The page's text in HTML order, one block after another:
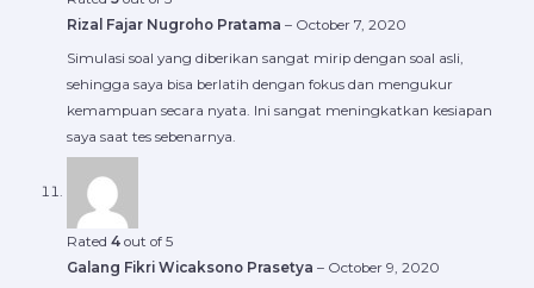
Rizal Fajar Nugroho Pratama – October 7, 2020
Simulasi soal yang diberikan sangat mirip dengan soal asli,
sehingga saya bisa berlatih dengan fokus dan mengukur
kemampuan secara nyata. Ini sangat meningkatkan kesiapan
saya saat tes sebenarnya.
Rated 4out of 5
Galang Fikri Wicaksono Prasetya – October 9, 2020